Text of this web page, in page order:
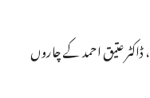
عتیق احمد کے چاروں